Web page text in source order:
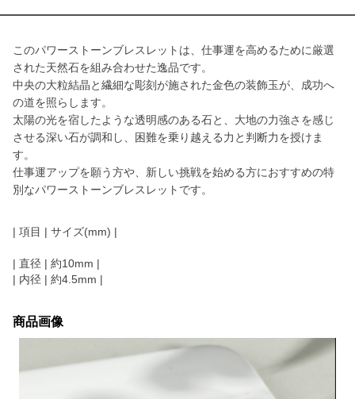
このパワーストーンブレスレットは、仕事運を高めるために厳選
された天然石を組み合わせた逸品です。
中央の大粒結晶と繊細な彫刻が施された金色の装飾玉が、成功へ
の道を照らします。
太陽の光を宿したような透明感のある石と、大地の力強さを感じ
させる深い石が調和し、困難を乗り越える力と判断力を授けま
す。
仕事運アップを願う方や、新しい挑戦を始める方におすすめの特
別なパワーストーンブレスレットです。
| 項目 | サイズ(mm) |
| 直径 | 約10mm |
| 内径 | 約4.5mm |
商品画像